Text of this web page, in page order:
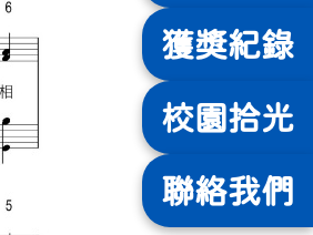
獲獎紀錄
校園拾光
聯絡我們